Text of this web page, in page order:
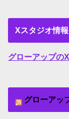
Xスタジオ情
グローアップの
グローアッ